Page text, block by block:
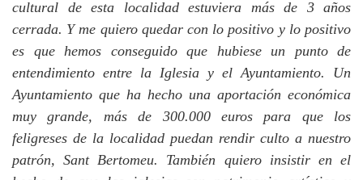
cultural de esta localidad estuviera más de 3 años
cerrada. Y me quiero quedar con lo positivo y lo positivo
es que hemos conseguido que hubiese un punto de
entendimiento entre la Iglesia y el Ayuntamiento. Un
Ayuntamiento que ha hecho una aportación económica
muy grande, más de 300.000 euros para que los
feligreses de la localidad puedan rendir culto a nuestro
patrón, Sant Bertomeu. También quiero insistir en el